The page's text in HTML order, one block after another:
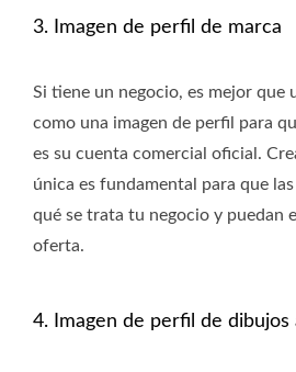
3. Imagen de perfil de marca
Si tiene un negocio, es mejor que
como una imagen de perfil para
es su cuenta comercial oficial.
única es fundamental para que
qué se trata tu negocio y puedan
oferta.
4. Imagen de perfil de dibujos